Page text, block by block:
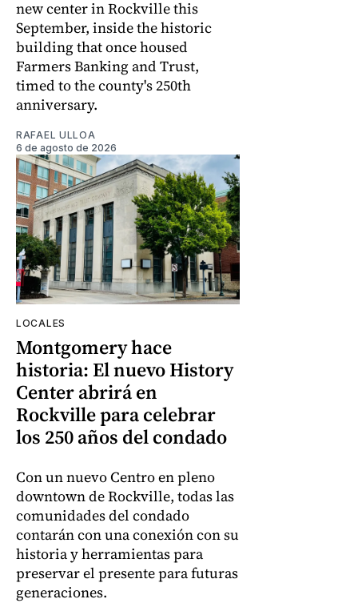
new center in Rockville this
September, inside the historic
building that once housed
Farmers Banking and Trust,
timed to the county's 250th
anniversary.
RAFAEL ULLOA
6 de agosto de 2026
LOCALES
Montgomery hace
historia: El nuevo History
Center abrirá en
Rockville para celebrar
los 250 años del condado
Con un nuevo Centro en pleno
downtown de Rockville, todas las
comunidades del condado
contarán con una conexión con su
historia y herramientas para
preservar el presente para futuras
generaciones.